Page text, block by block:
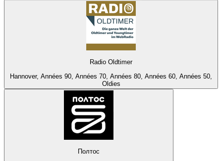
Radio Oldtimer
Hannover, Années 90, Années 70, Années 80, Années 60, Années 50,
Oldies
Полтос